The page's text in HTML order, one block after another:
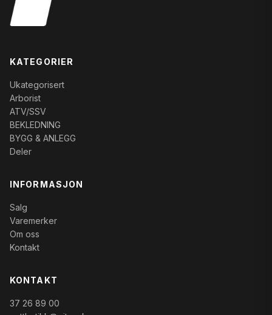
KATEGORIER
Ukategorisert
Arborist
ATV/SSV
BEKLEDNING
BYGG & ANLEGG
Deler
INFORMASJON
Salg
Varemerker
Om oss
Kontakt
KONTAKT
37 26 89 00